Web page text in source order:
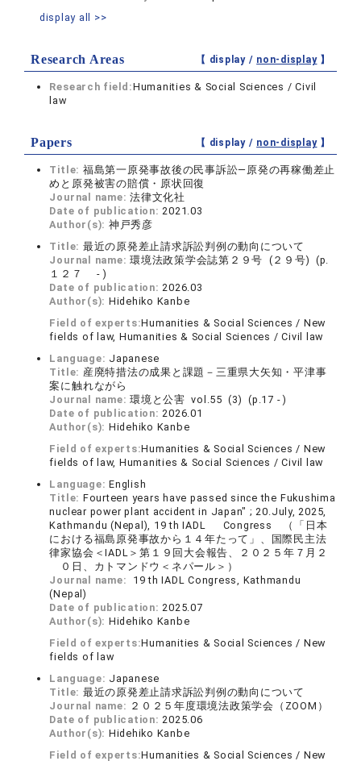
display all >>
Research Areas 【 display / non-display】
Research field:Humanities & Social Sciences / Civil
law
Papers 【 display / non-display】
Title: 福島第一原発事故後の民事訴訟―原発の再稼働差止
めと原発被害の賠償・原状回復
Journal name:法律文化社
Date of publication:2021.03
Author(s): 神戸秀彦
Title: 最近の原発差止請求訴訟判例の動向について
Journal name:環境法政策学会誌第２９号 (２９号) (p.
１２７ - )
Date of publication:2026.03
Author(s): Hidehiko Kanbe
Field of experts:Humanities & Social Sciences / New
fields of law, Humanities & Social Sciences / Civil law
Language: Japanese
Title: 産廃特措法の成果と課題－三重県大矢知・平津事
案に触れながら
Journal name:環境と公害 vol.55 (3) (p.17 - )
Date of publication:2026.01
Author(s): Hidehiko Kanbe
Field of experts:Humanities & Social Sciences / New
fields of law, Humanities & Social Sciences / Civil law
Language:English
Title: Fourteen years have passed since the Fukushima
nuclear power plant accident in Japan" ; 20.July, 2025,
Kathmandu (Nepal), 19 th IADL Congress （「日本
における福島原発事故から１４年たって」、国際民主法
律家協会＜IADL＞第１９回大会報告、２０２５年７月２
０日、カトマンドウ＜ネパール＞）
Journal name:
19 th IADL Congress, Kathmandu
(Nepal)
Date of publication:2025.07
Author(s): Hidehiko Kanbe
Field of experts:Humanities & Social Sciences / New
fields of law
Language: Japanese
Title: 最近の原発差止請求訴訟判例の動向について
Journal name: ２０２５年度環境法政策学会（ZOOM）
Date of publication:2025.06
Author(s): Hidehiko Kanbe
Field of experts:Humanities & Social Sciences / New